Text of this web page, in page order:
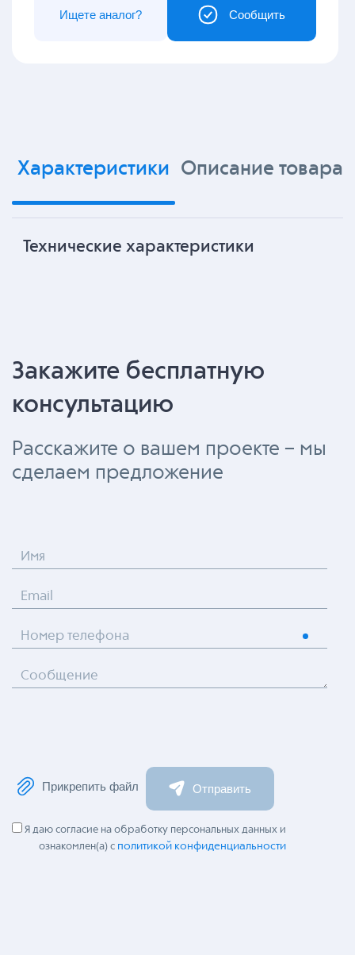
Сообщить
Ищете аналог?
Характеристики Описание товара
Технические характеристики
Закажите бесплатную
консультацию
Расскажите о вашем проекте – мы
сделаем предложение
Имя
Email
Номер телефона
Сообщение
Прикрепить файл Отправить
Я даю согласие на обработку персональных данных и
ознакомлен(а) с политикой конфиденциальности